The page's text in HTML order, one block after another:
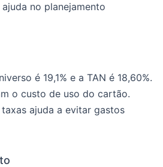
no planejamento
é 19,1% e a TAN é 18,60%.
o custo de uso do cartão.
ajuda a evitar gastos